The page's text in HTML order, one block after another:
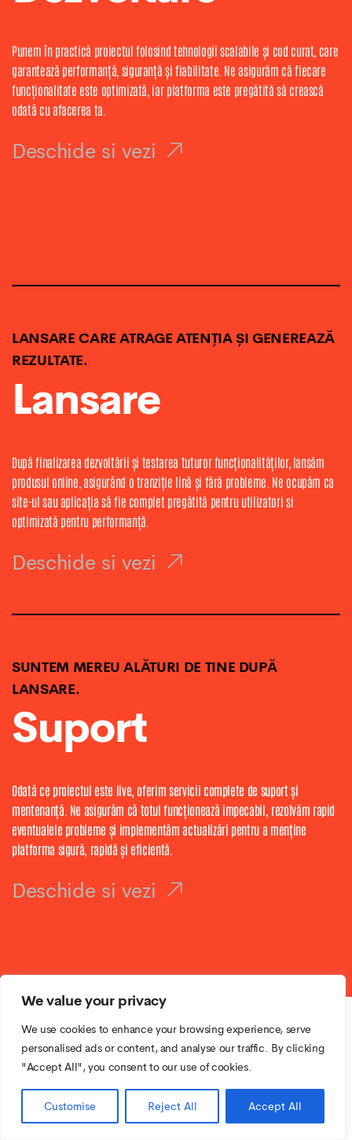
We value your privacy
We use cookies to enhance your browsing experience, serve
personalised ads or content, and analyse our traffic. By clicking
"Accept All", you consent to our use of cookies.
Customise Reject All Accept All
Punem în practică proiectul folosind tehnologii scalabile și cod curat, care
garantează performanță, siguranță și fiabilitate. Ne asigurăm că fiecare
funcționalitate este optimizată, iar platforma este pregătită să crească
odată cu afacerea ta.
Deschide si vezi
LANSARE CARE ATRAGE ATENȚIA ȘI GENEREAZĂ
REZULTATE.
Lansare
După finalizarea dezvoltării și testarea tuturor funcționalităților, lansăm
produsul online, asigurând o tranziție lină și fără probleme. Ne ocupăm ca
site-ul sau aplicația să fie complet pregătită pentru utilizatori si
optimizată pentru performanță.
Deschide si vezi
SUNTEM MEREU ALĂTURI DE TINE DUPĂ
LANSARE.
Suport
Odată ce proiectul este live, oferim servicii complete de suport și
mentenanță. Ne asigurăm că totul funcționează impecabil, rezolvăm rapid
eventualele probleme și implementăm actualizări pentru a menține
platforma sigură, rapidă și eficientă.
Deschide si vezi